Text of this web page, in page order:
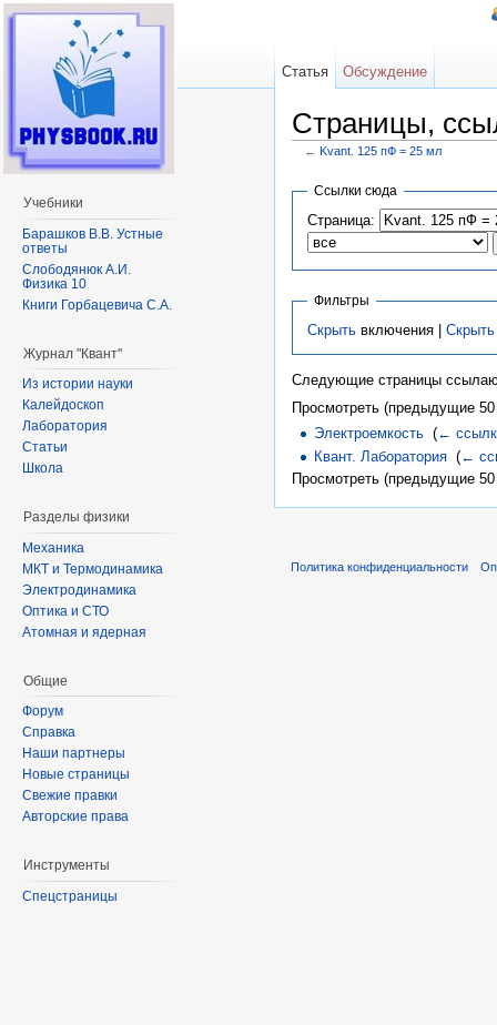
Страницы,
← Kvant. 125 пФ = 25 мл
Ссылки сюда
Страница:
Фильтры
Скрытьвключения | Скрыть
Следующие страницы
Просмотреть (предыдущие
Электроемкость ‎(←
Квант. Лаборатория ‎(←
Просмотреть (предыдущие
Статья Обсуждение
Учебники
Барашков В.В. Устные
ответы
Слободянюк А.И.
Физика 10
Книги Горбацевича С.А.
Журнал "Квант"
Из истории науки
Калейдоскоп
Лаборатория
Статьи
Школа
Разделы физики
Механика
МКТ и Термодинамика
Электродинамика
Оптика и СТО
Атомная и ядерная
Общие
Форум
Справка
Наши партнеры
Новые страницы
Свежие правки
Авторские права
Инструменты
Спецстраницы
Политика конфиденциальности